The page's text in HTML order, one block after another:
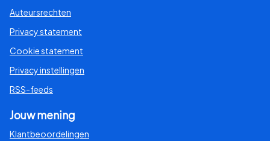
Auteursrechten
Privacy statement
Cookie statement
Privacy instellingen
RSS-feeds
Jouw mening
Klantbeoordelingen